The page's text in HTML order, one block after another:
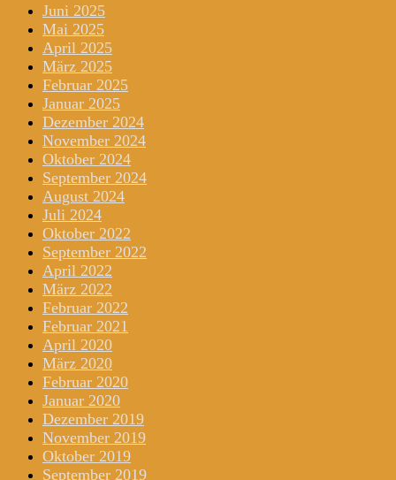
Juni 2025
Mai 2025
April 2025
März 2025
Februar 2025
Januar 2025
Dezember 2024
November 2024
Oktober 2024
September 2024
August 2024
Juli 2024
Oktober 2022
September 2022
April 2022
März 2022
Februar 2022
Februar 2021
April 2020
März 2020
Februar 2020
Januar 2020
Dezember 2019
November 2019
Oktober 2019
September 2019